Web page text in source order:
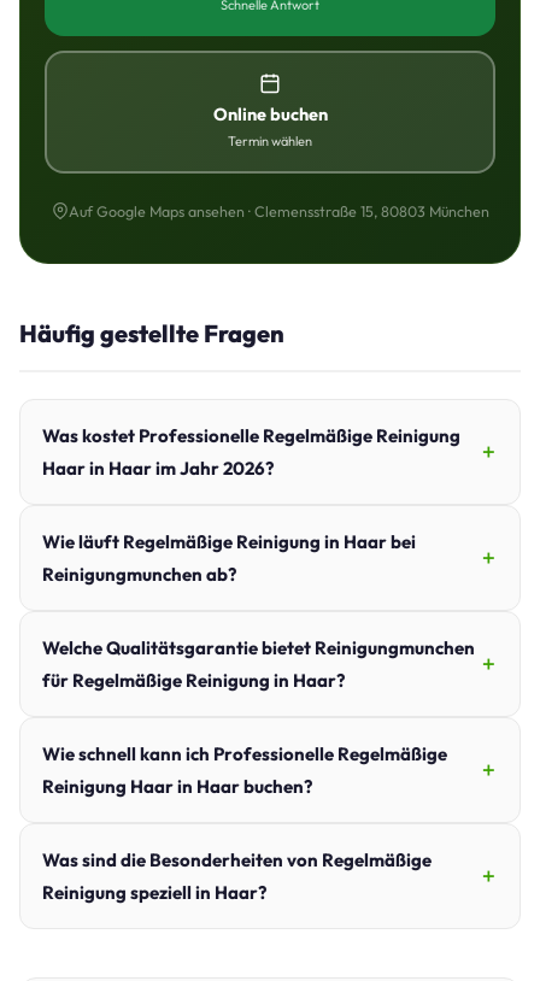
Schnelle Antwort
Online buchen
Termin wählen
Auf Google Maps ansehen · Clemensstraße 15, 80803 München
Häufig gestellte Fragen
Was kostet Professionelle Regelmäßige Reinigung
Haar in Haar im Jahr 2026?
Wie läuft Regelmäßige Reinigung in Haar bei
Reinigungmunchen ab?
Welche Qualitätsgarantie bietet Reinigungmunchen
für Regelmäßige Reinigung in Haar?
Wie schnell kann ich Professionelle Regelmäßige
Reinigung Haar in Haar buchen?
Was sind die Besonderheiten von Regelmäßige
Reinigung speziell in Haar?